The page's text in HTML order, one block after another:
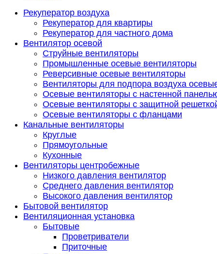
Рекуператор воздуха
Рекуператор для квартиры
Рекуператор для частного дома
Вентилятор осевой
Струйные вентиляторы
Промышленные осевые вентиляторы
Реверсивные осевые вентиляторы
Вентиляторы для подпора воздуха
Осевые вентиляторы с настенной
Осевые вентиляторы с защитной
Осевые вентиляторы с фланцами
Канальные вентиляторы
Круглые
Прямоугольные
Кухонные
Вентиляторы центробежные
Низкого давления вентилятор
Среднего давления вентилятор
Высокого давления вентилятор
Бытовой вентилятор
Вентиляционная установка
Бытовые
Проветриватели
Приточные